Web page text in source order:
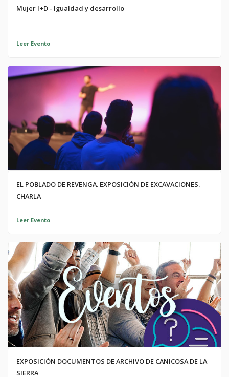
Mujer I+D - Igualdad y desarrollo
Leer Evento
EL POBLADO DE REVENGA. EXPOSICIÓN DE EXCAVACIONES.
CHARLA
Leer Evento
EXPOSICIÓN DOCUMENTOS DE ARCHIVO DE CANICOSA DE LA
SIERRA